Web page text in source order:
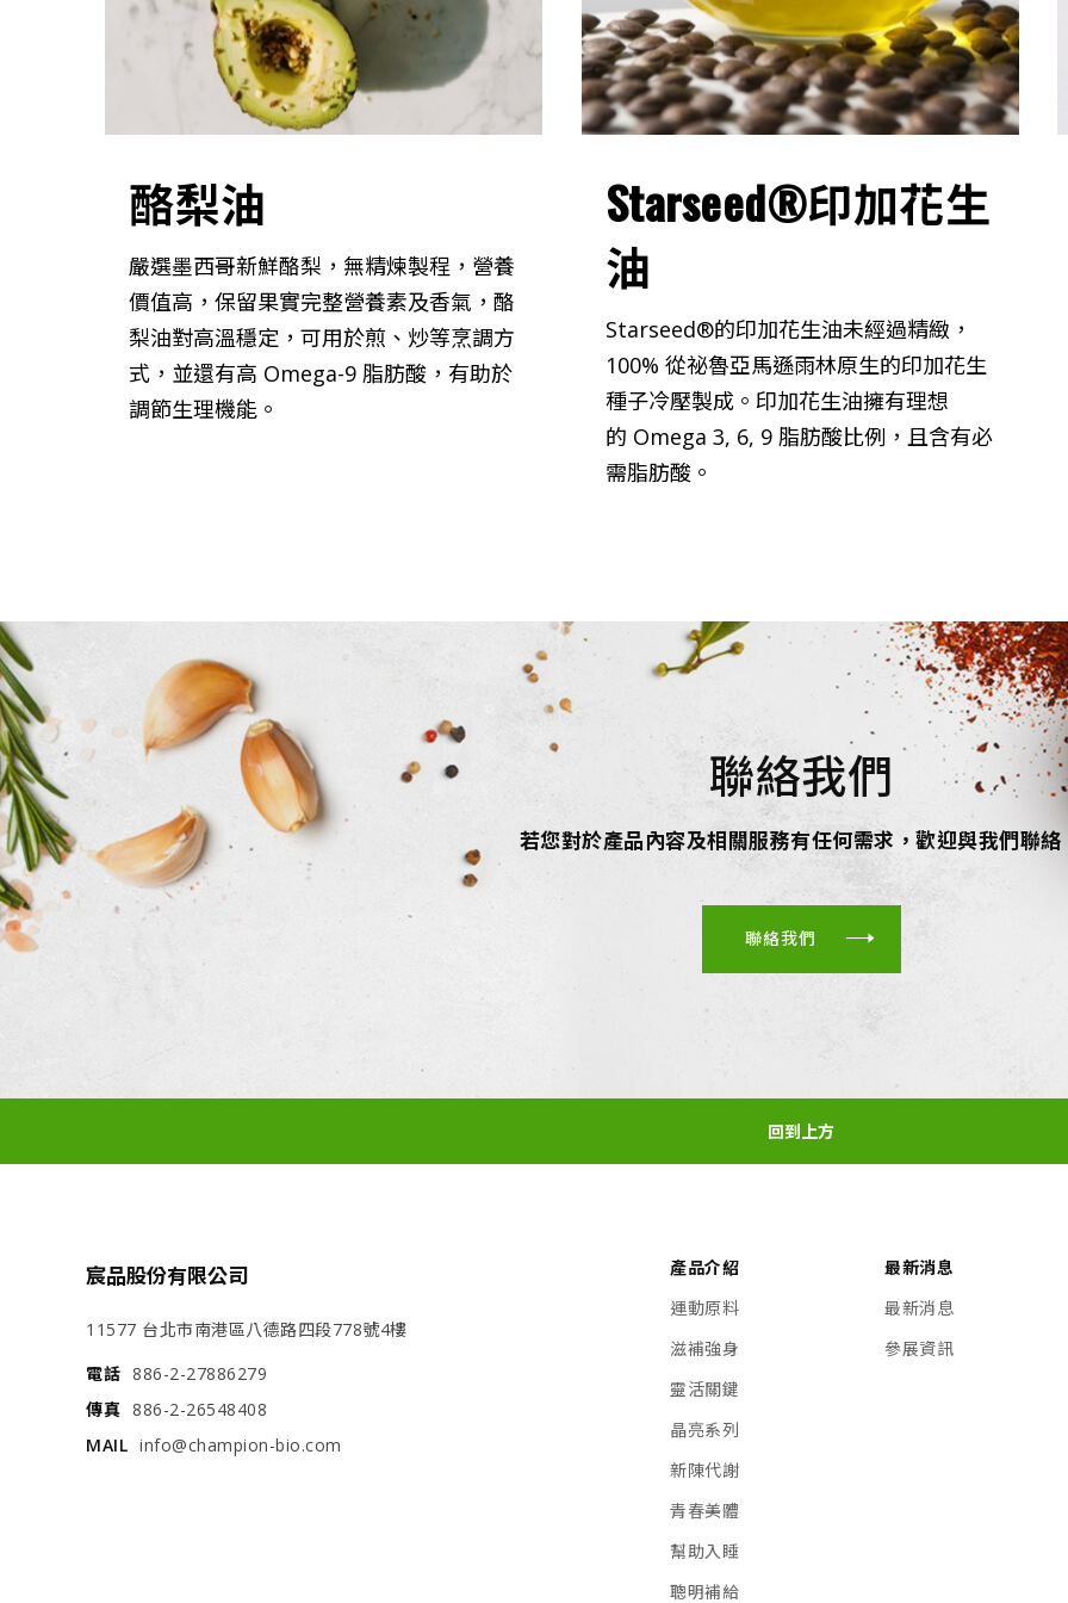
酪梨油
嚴選墨西哥新鮮酪梨，無精煉製程，營養
價值高，保留果實完整營養素及香氣，酪
梨油對高溫穩定，可用於煎、炒等烹調方
式，並還有高 Omega-9 脂肪酸，有助於
調節生理機能。
Starseed®印加花生
油
Starseed®的印加花生油未經過精緻，
100% 從祕魯亞馬遜雨林原生的印加花生
種子冷壓製成。印加花生油擁有理想
的 Omega 3, 6, 9 脂肪酸比例，且含有必
需脂肪酸。
聯絡我們
若您對於產品內容及相關服務有任何需求，歡迎與我們聯絡
聯絡我們
回到上方
宸品股份有限公司
11577 台北市南港區八德路四段778號4樓
電話 886-2-27886279
傳真 886-2-26548408
MAIL info@champion-bio.com
產品介紹
運動原料
滋補強身
靈活關鍵
晶亮系列
新陳代謝
青春美體
幫助入睡
聰明補給
最新消息
最新消息
參展資訊